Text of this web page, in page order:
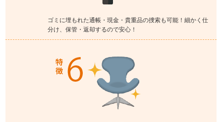
ゴミに埋もれた通帳・現金・貴重品の捜索も可能！細かく仕
分け、保管・返却するので安心！